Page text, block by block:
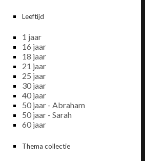
Leeftijd
1 jaar
16 jaar
18 jaar
21 jaar
25 jaar
30 jaar
40 jaar
50 jaar - Abraham
50 jaar - Sarah
60 jaar
Thema collectie